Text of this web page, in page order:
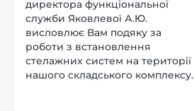
директора функціональної
служби Яковлевої А.Ю.
висловлює Вам подяку за
роботи з встановлення
стелажних систем на території
нашого складського комплексу.